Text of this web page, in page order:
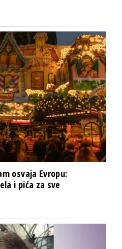
osvaja Evropu:
i pića za sve